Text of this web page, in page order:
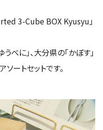
3-Cube BOX Kyusyu」
べに」、大分県の「かぼす」
ートセットです。